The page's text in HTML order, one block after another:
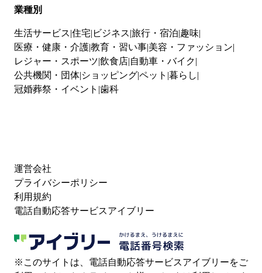
業種別
生活サービス 住宅 ビジネス 旅行・宿泊 趣味
医療・健康・介護教育・習い事 美容・ファッション
レジャー・スポーツ 飲食店 自動車・バイク
公共機関・団体 ショッピングペット 暮らし
冠婚葬祭・イベント 歯科
運営会社
プライバシーポリシー
利用規約
電話自動応答サービスアイブリー
※このサイトは、電話自動応答サービスアイブリーをご